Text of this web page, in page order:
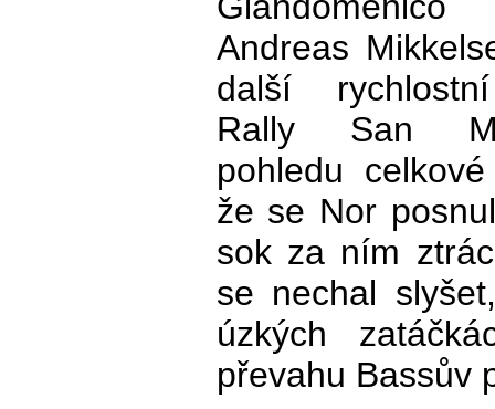
Andreas
další
Rally San
pohledu
že se Nor
sok za ním
se nechal
úzkých
převahu Bassův